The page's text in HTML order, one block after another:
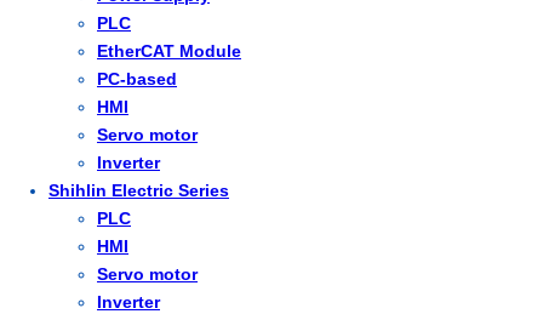
PLC
EtherCAT Module
PC-based
HMI
Servo motor
Inverter
Shihlin Electric Series
PLC
HMI
Servo motor
Inverter